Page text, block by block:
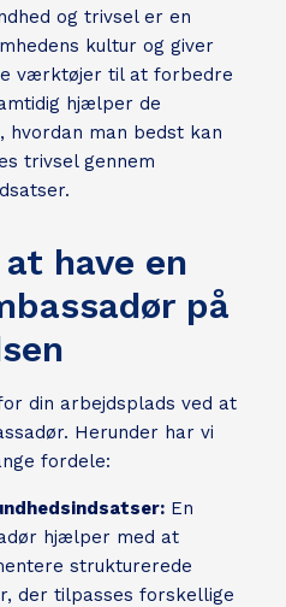
og trivsel er en
kultur og giver
værktøjer til at forbedre
hjælper de
hvordan man bedst kan
trivsel gennem
have en
på
din arbejdsplads ved at
Herunder har vi
fordele:
En
hjælper med at
strukturerede
der tilpasses forskellige